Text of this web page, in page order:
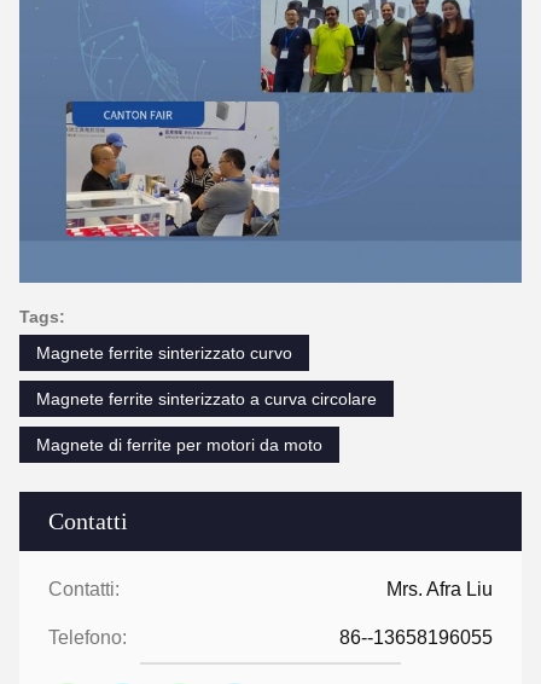
Contatti
Contatti: Mrs. Afra Liu
Telefono: 86--13658196055
Tags:
Magnete ferrite sinterizzato curvo
Magnete ferrite sinterizzato a curva circolare
Magnete di ferrite per motori da moto